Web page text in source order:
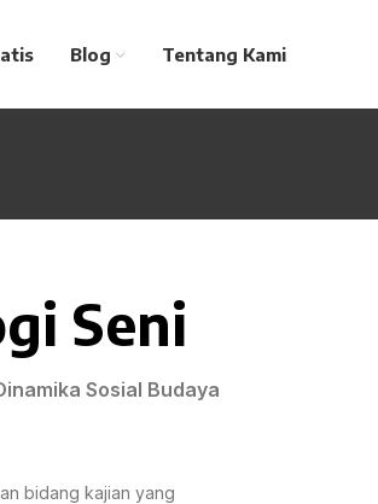
Blog Tentang Kami
Seni
Sosial Budaya
bidang kajian yang